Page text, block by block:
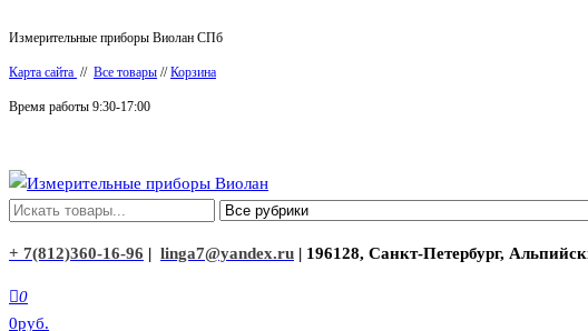
к
содержимому
Измерительные приборы Виолан СПб
Карта сайта // Все товары //Корзина
Время работы 9:30-17:00
Измерительные приборы Виолан
+ 7(812)360-16-96 | linga7@yandex.ru | 196128, Санкт-Петербург,
0
0руб.